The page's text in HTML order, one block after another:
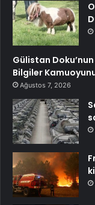
Gülistan
Bilgiler
Ağustos 7, 2026